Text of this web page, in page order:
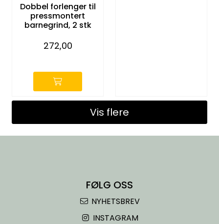
Dobbel forlenger til
pressmontert
barnegrind, 2 stk
272,00
Vis flere
FØLG OSS
NYHETSBREV
INSTAGRAM